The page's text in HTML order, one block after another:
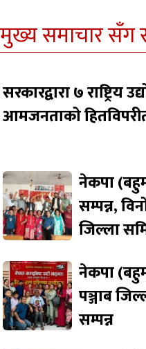
मुख्य समाचार सँग
सरकारद्वारा ७ राष्ट्रिय
आमजनताको
नेकपा
सम्पन्न,
जिल्ला
नेकपा
पञ्जाब
सम्पन्न